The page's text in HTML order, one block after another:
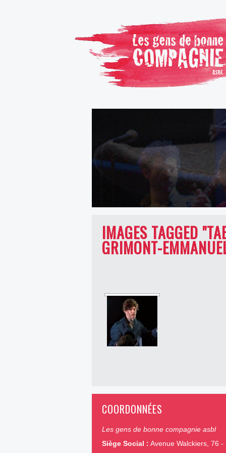
IMAGES TAGGED
GRIMONT-
COORDONNÉES
Les gens de bonne compagnie asbl
Siège Social : Avenue Walckiers, 76 -